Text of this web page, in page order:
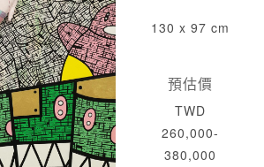
130 x 97 cm
預估價
TWD
260,000-
380,000